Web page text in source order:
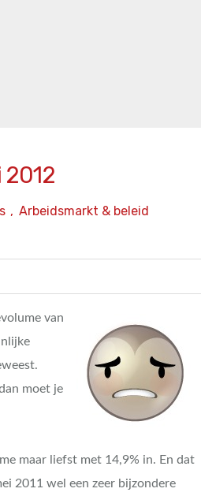
Arbeidsmarkt & beleid
,
van
moet je
maar liefst met 14,9% in. En dat
2011 wel een zeer bijzondere